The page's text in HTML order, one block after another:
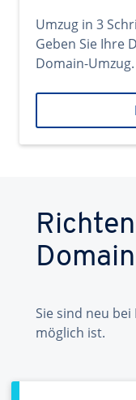
Umzug in 3
Geben Sie Ihre
Domain-Umzug.
Sie sind neu bei
möglich ist.